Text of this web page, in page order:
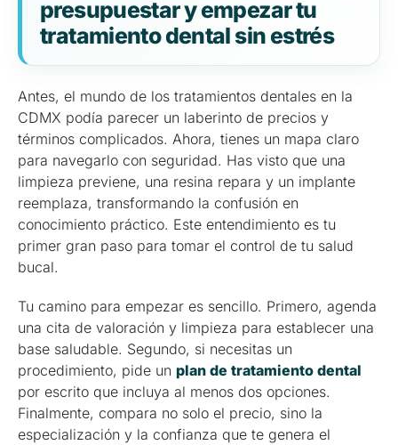
presupuestar y empezar tu
tratamiento dental sin estrés
Antes, el mundo de los tratamientos dentales en la
CDMX podía parecer un laberinto de precios y
términos complicados. Ahora, tienes un mapa claro
para navegarlo con seguridad. Has visto que una
limpieza previene, una resina repara y un implante
reemplaza, transformando la confusión en
conocimiento práctico. Este entendimiento es tu
primer gran paso para tomar el control de tu salud
bucal.
Tu camino para empezar es sencillo. Primero, agenda
una cita de valoración y limpieza para establecer una
base saludable. Segundo, si necesitas un
procedimiento, pide un plan de tratamiento dental
por escrito que incluya al menos dos opciones.
Finalmente, compara no solo el precio, sino la
especialización y la confianza que te genera el